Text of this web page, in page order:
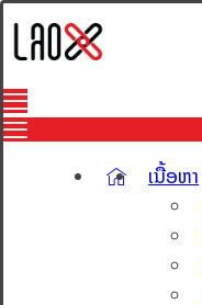
ເນື້ອຫາ